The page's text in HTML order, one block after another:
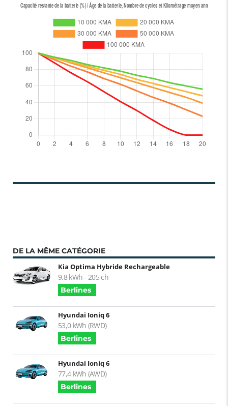
DE LA MÊME CATÉGORIE
Kia Optima Hybride Rechargeable
9.8 kWh - 205 ch
Berlines
Hyundai Ioniq 6
53,0 kWh (RWD)
Berlines
Hyundai Ioniq 6
77,4 kWh (AWD)
Berlines